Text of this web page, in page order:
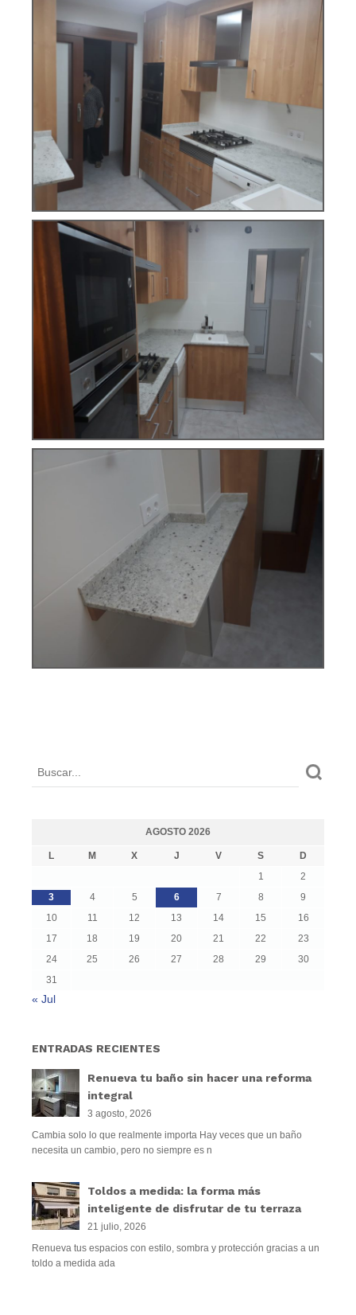
AGOSTO 2026
L M X J V S
D
1
2
3
4 5 6 7 8
9
10
11 12 13 14 15
16
17
18 19 20 21 22
23
24
25 26 27 28 29
30
31
« Jul
ENTRADAS RECIENTES
Renueva tu baño sin hacer una reforma
integral
3 agosto, 2026
Cambia solo lo que realmente importa Hay veces que un baño
necesita un cambio, pero no siempre es n
Toldos a medida: la forma más
inteligente de disfrutar de tu terraza
21 julio, 2026
Renueva tus espacios con estilo, sombra y protección gracias a un
toldo a medida ada